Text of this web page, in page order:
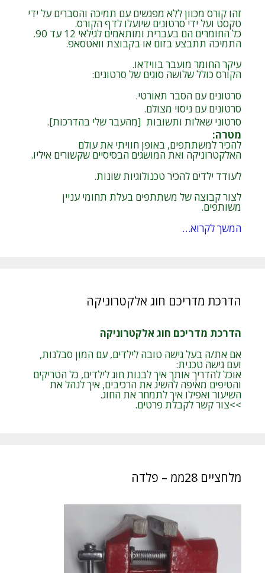
זהו קורס מכוון ללא מפגשים עם תמיכה והסברים על ידי
טקסט ועל ידי סרטונים שיועלו לדף הקורס.
כל החומרים הם בעברית ומותאמים לגילאי 12 עד 90.
התמיכה תתבצע בזום או בקבוצת וואטסאפ.
עיקר החומר מועבר בווידאו.
הקורס כולל שלושה סוגים של סרטונים:
סרטונים עם הסבר תאורטי.
סרטונים עם ניסוי מצולם.
סרטוני שאלות ותשובות [מהעבר שלי בהדרכות].
מטרה:
להכיר למשתתפים, באופן חוויתי את עולם
האלקטרוניקה ואת המושגים הבסיסיים שקשורים איליו.
לעודד ילדים להכיר טכנולוגיות שונות.
לצור קבוצה של משתתפים בעלת תחומי עניין
משותפים.
המשך לקרוא…
הדרכת מדריכם חוג אלקטרוניקה
הדרכת מדריכם חוג אלקטרוניקה
אם את/ה בעל גישה טובה לילדים, עם המון סבלנות,
ועם גישה טכנית:
אוכל להדריך אותך איך לבנות חוג לילדים, כל הטריקים
והטיפים מאיפה להשיג את הרכיבים, איך לנהל את
השיעור ואפילו איך לתמחר את החוג.
>>צור קשר לקבלת פרטים.
מלחציים 28ממ – פלדה